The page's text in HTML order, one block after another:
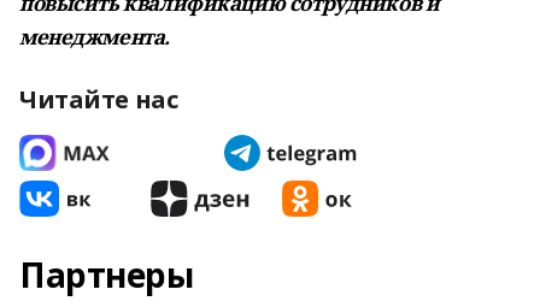
менеджмента.
Читайте нас
Партнеры